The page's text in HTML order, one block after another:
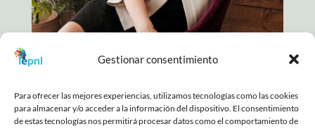
Gestionar consentimiento
Para ofrecer las mejores experiencias, utilizamos tecnologías como las cookies
para almacenar y/o acceder a la información del dispositivo. El consentimiento
de estas tecnologías nos permitirá procesar datos como el comportamiento de
COPYRIGHT © 2025. TODOS LOS DERECHOS